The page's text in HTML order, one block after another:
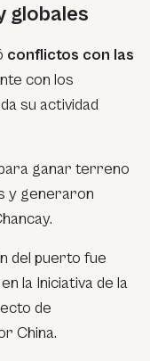
globales
conflictos con las
con los
su actividad
ganar terreno
y generaron
del puerto fue
la Iniciativa de la
de
China.